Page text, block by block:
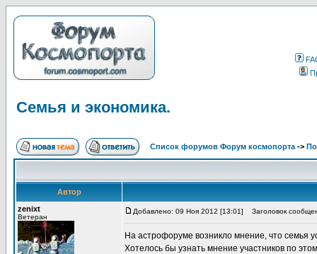
Семья и экономика.
Список форумов Форум космопорта ->
Автор
zenixt
Ветеран
Добавлено: 09 Ноя 2012 [13:01] Заголовок
На астрофоруме возникло мнение, что семья
Хотелось бы узнать мнение участников по